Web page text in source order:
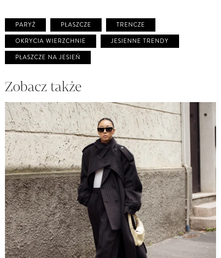
PARYŻ PŁASZCZE
TRENCZE
OKRYCIA WIERZCHNIE
JESIENNE TRENDY
PŁASZCZE NA JESIEŃ
Zobacz także